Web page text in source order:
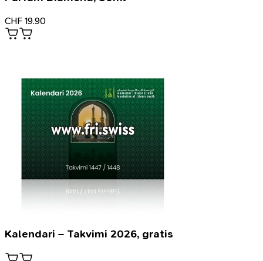
CHF 19.90
Kalendari – Takvimi 2026, gratis